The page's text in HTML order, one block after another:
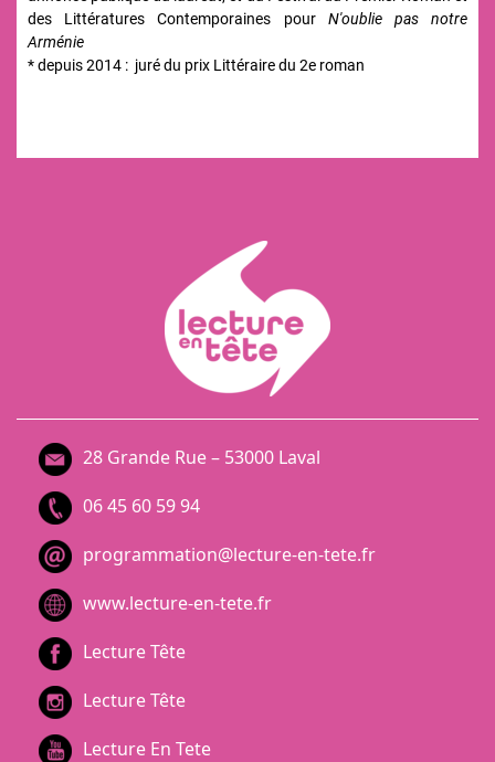
des Littératures Contemporaines pour N'oublie pas notre
Arménie
* depuis 2014 : juré du prix Littéraire du 2e roman
28 Grande Rue – 53000 Laval
06 45 60 59 94
programmation@lecture-en-tete.fr
www.lecture-en-tete.fr
Lecture Tête
Lecture Tête
Lecture En Tete